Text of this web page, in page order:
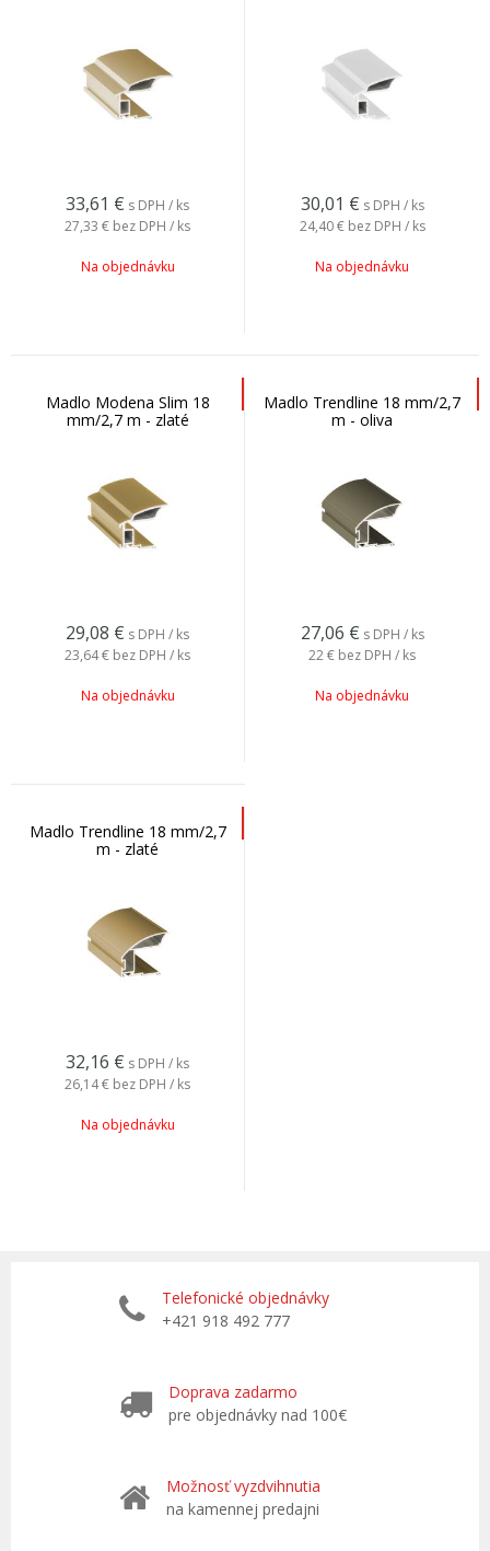
33,61 € s DPH / ks
27,33 € bez DPH / ks
Na objednávku
30,01 € s DPH / ks
24,40 € bez DPH / ks
Na objednávku
Madlo Modena Slim 18
mm/2,7 m - zlaté
29,08 € s DPH / ks
23,64 € bez DPH / ks
Na objednávku
Madlo Trendline 18 mm/2,7
m - oliva
27,06 € s DPH / ks
22 € bez DPH / ks
Na objednávku
Madlo Trendline 18 mm/2,7
m - zlaté
32,16 € s DPH / ks
26,14 € bez DPH / ks
Na objednávku
Telefonické objednávky
+421 918 492 777
Doprava zadarmo
pre objednávky nad 100€
Možnosť vyzdvihnutia
na kamennej predajni